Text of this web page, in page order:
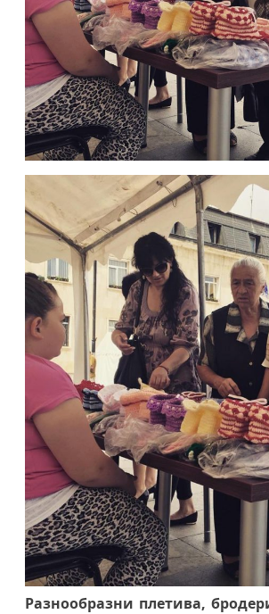
Разнообразни плетива,